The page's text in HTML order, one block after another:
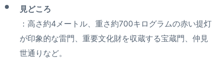
見どころ
：高さ約4メートル、重さ約700キログラムの赤い提灯
が印象的な雷門、重要文化財を収蔵する宝蔵門、仲見
世通りなど。